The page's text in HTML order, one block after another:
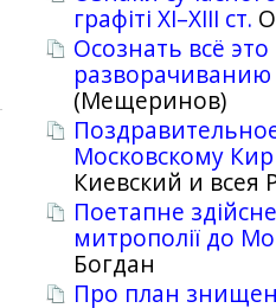
графіті ХІ–ХІІІ ст.
Осознать всё
(Мещеринов)
Московскому
Киевский и всея
Поетапне
митрополії до
Богдан
Про план